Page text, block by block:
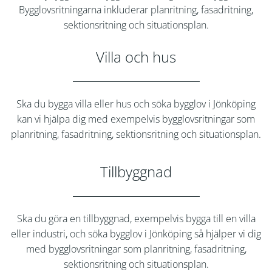
Bygglovsritningarna inkluderar planritning, fasadritning,
sektionsritning och situationsplan.
Villa och hus
Ska du bygga villa eller hus och söka bygglov i Jönköping
kan vi hjälpa dig med exempelvis bygglovsritningar som
planritning, fasadritning, sektionsritning och situationsplan.
Tillbyggnad
Ska du göra en tillbyggnad, exempelvis bygga till en villa
eller industri, och söka bygglov i Jönköping så hjälper vi dig
med bygglovsritningar som planritning, fasadritning,
sektionsritning och situationsplan.